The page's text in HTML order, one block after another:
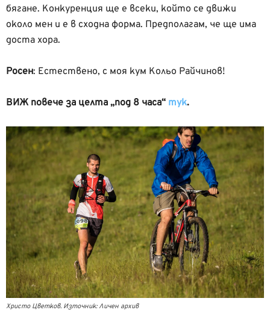
бягане. Конкуренция ще е всеки, който се движи
около мен и е в сходна форма. Предполагам, че ще има
доста хора.
Росен: Естествено, с моя кум Кольо Райчинов!
ВИЖ повече за целта „под 8 часа“ тук.
Христо Цветков. Източник: Личен архив